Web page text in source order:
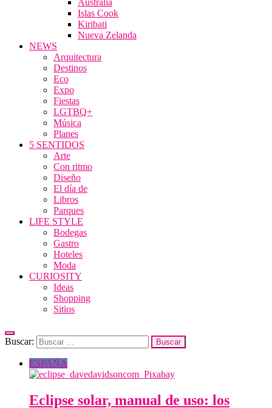
Australia
Islas Cook
Kiribati
Nueva Zelanda
NEWS
Arquitectura
Destinos
Eco
Expo
Fiestas
LGTBQ+
Música
Planes
5 SENTIDOS
Arte
Con ritmo
Diseño
El día de
Libros
Parques
LIFE STYLE
Bodegas
Gastro
Hoteles
Moda
CURIOSITY
Ideas
Shopping
Sitios
Buscar:
ESPAÑA
Eclipse solar, manual de uso: los